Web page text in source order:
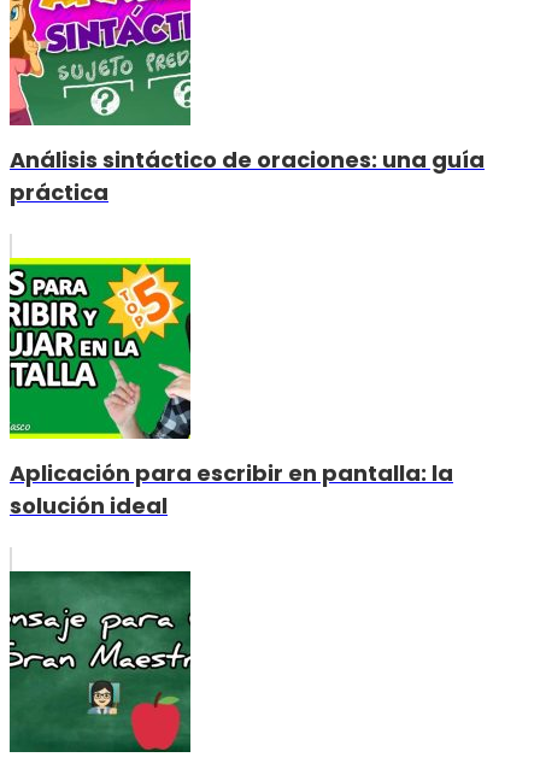
Análisis sintáctico de oraciones: una guía
práctica
Aplicación para escribir en pantalla: la
solución ideal